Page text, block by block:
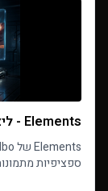
Elements - ליצור סרטוני תכונה עם תמונות ייחוס ב-AI
ספציפיות